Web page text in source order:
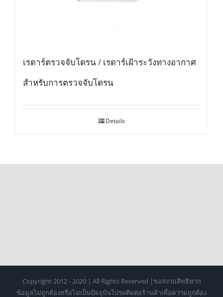
เรดาร์ตรวจจับโดรน / เรดาร์เฝ้าระวังทางอากาศ
สำหรับการตรวจจับโดรน
Details
Copyright 2012 - 2020 | All Rights Reserved |ขอสงวนสิทธิหาก
ข้อมูลไม่ถูกต้องหรือไม่เป็นปัจจุบันโปรดติดต่อร้านค้าเพื่อความถูกต้อง